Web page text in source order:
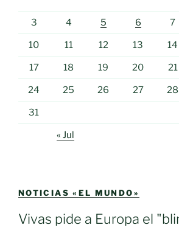
3 4 5 6 7
10 11 12 13 14
17 18 19 20 21
24 25 26 27 28
31
« Jul
NOTICIAS «EL MUNDO»
Vivas pide a Europa el